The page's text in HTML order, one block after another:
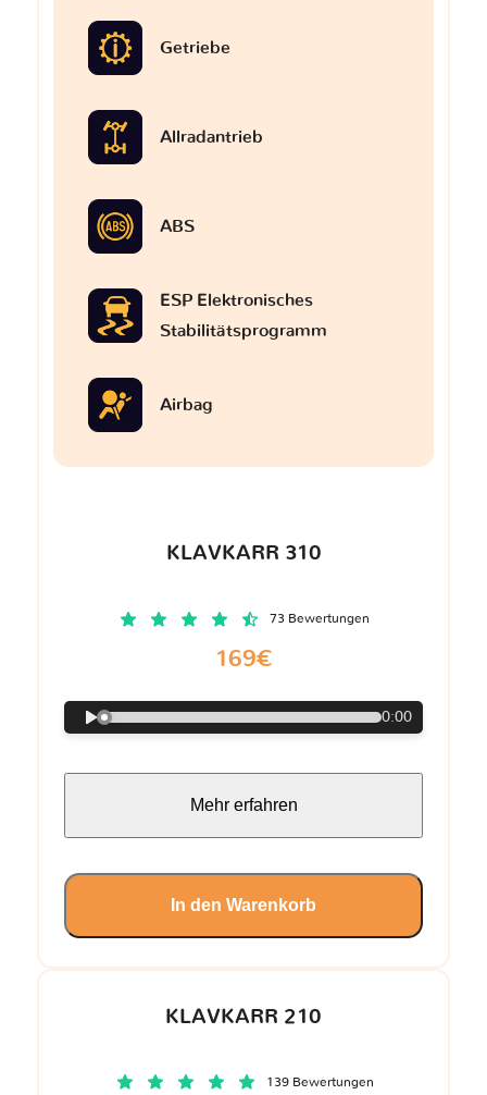
KLAVKARR 210
139 Bewertungen
Getriebe
Allradantrieb
ABS
ESP Elektronisches
Stabilitätsprogramm
Airbag
KLAVKARR 310
73 Bewertungen
169€
0:00
Mehr erfahren
In den Warenkorb